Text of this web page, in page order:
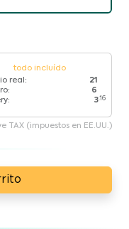
todo incluído
real:
21
6
3.16
TAX (impuestos en EE.UU.)